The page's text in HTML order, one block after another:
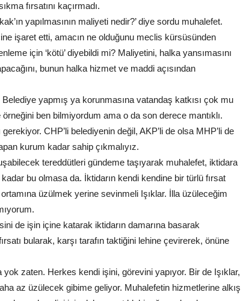
fırsatını kaçırmadı.
yapılmasının maliyeti nedir?’ diye sordu muhalefet.
işaret etti, amacın ne olduğunu meclis kürsüsünden
için ‘kötü’ diyebildi mi? Maliyetini, halka yansımasını
bunun halka hizmet ve maddi açısından
yapmış ya korunmasına vatandaş katkısı çok mu
ben bilmiyordum ama o da son derece mantıklı.
CHP’li belediyenin değil, AKP’li de olsa MHP’li de
kurum kadar sahip çıkmalıyız.
tereddütleri gündeme taşıyarak muhalefet, iktidara
bu olmasa da. İktidarın kendi kendine bir türlü fırsat
üzülmek yerine sevinmeli Işıklar. İlla üzüleceğim
de işin içine katarak iktidarın damarına basarak
bularak, karşı tarafın taktiğini lehine çevirerek, önüne
yok zaten. Herkes kendi işini, görevini yapıyor. Bir de Işıklar,
az üzülecek gibime geliyor. Muhalefetin hizmetlerine alkış